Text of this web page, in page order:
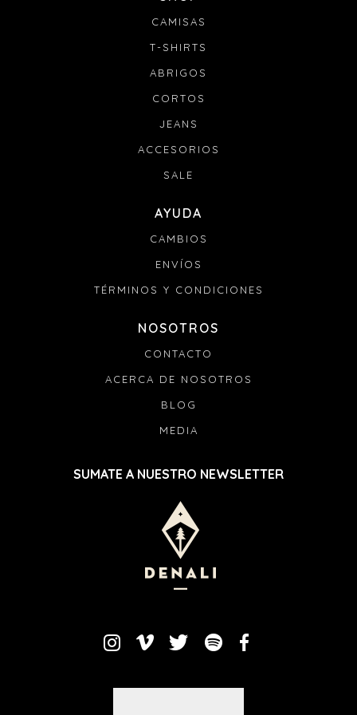
CAMISAS
T-SHIRTS
ABRIGOS
CORTOS
JEANS
ACCESORIOS
SALE
AYUDA
CAMBIOS
ENVÍOS
TÉRMINOS Y CONDICIONES
NOSOTROS
CONTACTO
ACERCA DE NOSOTROS
BLOG
MEDIA
SUMATE A NUESTRO NEWSLETTER